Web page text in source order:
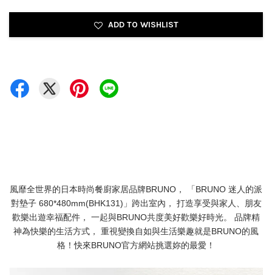
ADD TO WISHLIST
風靡全世界的日本時尚餐廚家居品牌BRUNO， 「BRUNO 迷人的派
對墊子 680*480mm(BHK131)」跨出室內， 打造享受與家人、朋友
歡樂出遊幸福配件， 一起與BRUNO共度美好歡樂好時光。 品牌精
神為快樂的生活方式， 重視變換自如與生活樂趣就是BRUNO的風
格！快來BRUNO官方網站挑選妳的最愛！